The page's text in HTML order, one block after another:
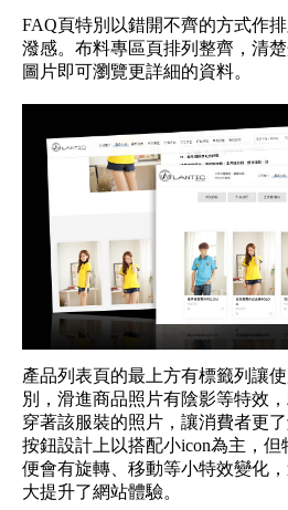
FAQ頁特別以錯開不齊的方式作
潑感。布料專區頁排列整齊，清
圖片即可瀏覽更詳細的資料。
產品列表頁的最上方有標籤列讓
別，滑進商品照片有陰影等特效
穿著該服裝的照片，讓消費者更
按鈕設計上以搭配小icon為主，但
便會有旋轉、移動等小特效變化
大提升了網站體驗。